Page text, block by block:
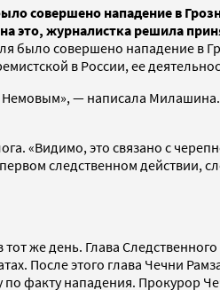
совершено нападение в
журналистка решила
было совершено нападение
в России, ее
— написала
«Видимо, это связано с
следственном действии,
же день. Глава
После этого глава Чечни
по факту нападения. Прокурор